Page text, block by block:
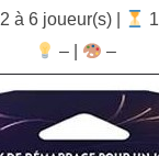
‍ 2 à 6 joueur(s) |
–
–